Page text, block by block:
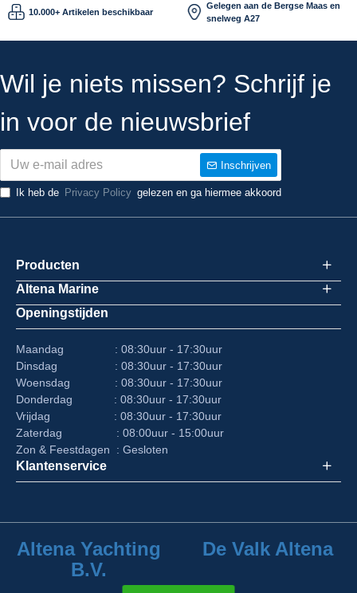
10.000+ Artikelen beschikbaar
Gelegen aan de Bergse Maas en
snelweg A27
Wil je niets missen? Schrijf je
in voor de nieuwsbrief
Inschrijven
Ik heb de Privacy Policy gelezen en ga hiermee akkoord
Producten
Altena Marine
Openingstijden
Maandag : 08:30uur - 17:30uur
Dinsdag : 08:30uur - 17:30uur
Woensdag : 08:30uur - 17:30uur
Donderdag : 08:30uur - 17:30uur
Vrijdag : 08:30uur - 17:30uur
Zaterdag : 08:00uur - 15:00uur
Zon & Feestdagen : Gesloten
Klantenservice
Altena Yachting
B.V.
De Valk Altena